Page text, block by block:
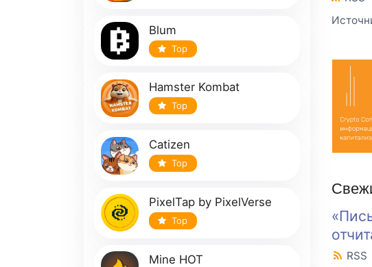
Blum
Top
Hamster Kombat
Top
Catizen
Top
PixelTap by PixelVerse
Top
Mine HOT RSS